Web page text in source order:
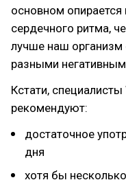
основном опирается
сердечного ритма,
лучше наш организм
разными
Кстати,
рекомендуют:
достаточное
дня
хотя бы